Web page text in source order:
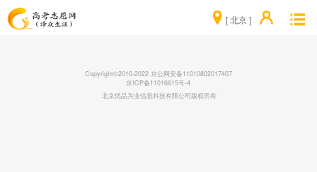
[ 北京 ]
Copyright©2010-2022 京公网安备11010802017407
京ICP备11016615号-4
北京优品兴业信息科技有限公司版权所有